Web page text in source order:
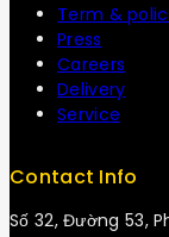
Term &
Press
Careers
Delivery
Service
Contact Info
Số 32, Đường 53,